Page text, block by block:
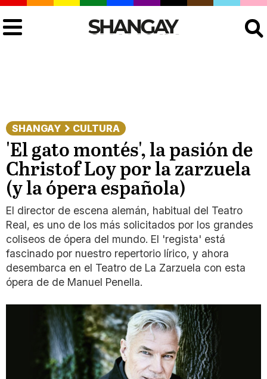
SHANGAY CULTURA
'El gato montés', la pasión de
Christof Loy por la zarzuela
(y la ópera española)
El director de escena alemán, habitual del Teatro
Real, es uno de los más solicitados por los grandes
coliseos de ópera del mundo. El 'regista' está
fascinado por nuestro repertorio lírico, y ahora
desembarca en el Teatro de La Zarzuela con esta
ópera de de Manuel Penella.